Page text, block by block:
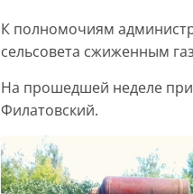
К полномочиям
сельсовета сжиженным
На прошедшей неделе
Филатовский.